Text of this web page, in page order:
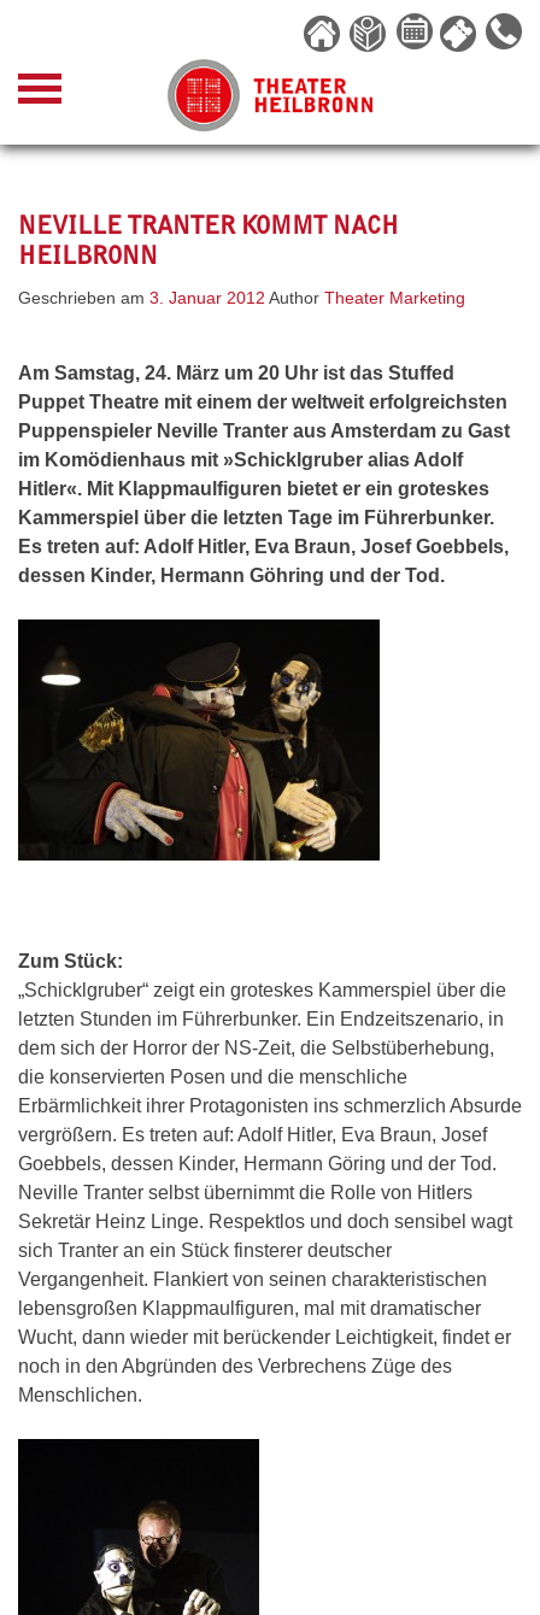
content
NEVILLE TRANTER KOMMT NACH
HEILBRONN
Geschrieben am 3. Januar 2012 Author Theater Marketing
Am Samstag, 24. März um 20 Uhr ist das Stuffed
Puppet Theatre mit einem der weltweit erfolgreichsten
Puppenspieler Neville Tranter aus Amsterdam zu Gast
im Komödienhaus mit »Schicklgruber alias Adolf
Hitler«. Mit Klappmaulfiguren bietet er ein groteskes
Kammerspiel über die letzten Tage im Führerbunker.
Es treten auf: Adolf Hitler, Eva Braun, Josef Goebbels,
dessen Kinder, Hermann Göhring und der Tod.
Zum Stück:
„Schicklgruber“ zeigt ein groteskes Kammerspiel über die
letzten Stunden im Führerbunker. Ein Endzeitszenario, in
dem sich der Horror der NS-Zeit, die Selbstüberhebung,
die konservierten Posen und die menschliche
Erbärmlichkeit ihrer Protagonisten ins schmerzlich Absurde
vergrößern. Es treten auf: Adolf Hitler, Eva Braun, Josef
Goebbels, dessen Kinder, Hermann Göring und der Tod.
Neville Tranter selbst übernimmt die Rolle von Hitlers
Sekretär Heinz Linge. Respektlos und doch sensibel wagt
sich Tranter an ein Stück finsterer deutscher
Vergangenheit. Flankiert von seinen charakteristischen
lebensgroßen Klappmaulfiguren, mal mit dramatischer
Wucht, dann wieder mit berückender Leichtigkeit, findet er
noch in den Abgründen des Verbrechens Züge des
Menschlichen.